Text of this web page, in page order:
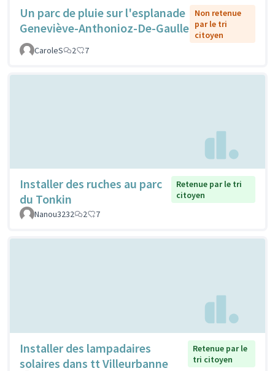
Un parc de pluie sur l'esplanade
Geneviève-Anthonioz-De-Gaulle
Non retenue
par le tri
citoyen
CaroleS
2 7
Installer des ruches au parc
du Tonkin
Retenue par le tri
citoyen
Nanou3232
2 7
Installer des lampadaires
solaires dans tt Villeurbanne
Retenue par le
tri citoyen